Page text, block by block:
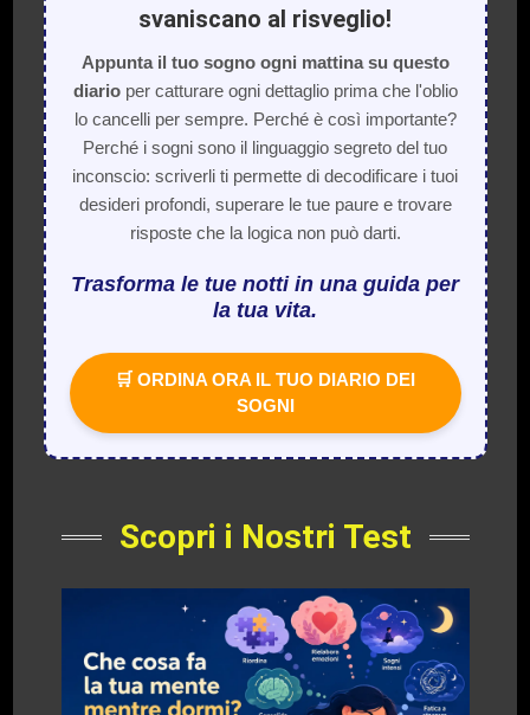
svaniscano al risveglio!
Appunta il tuo sogno ogni mattina su questo
diarioper catturare ogni dettaglio prima che l'oblio
lo cancelli per sempre. Perché è così importante?
Perché i sogni sono il linguaggio segreto del tuo
inconscio: scriverli ti permette di decodificare i tuoi
desideri profondi, superare le tue paure e trovare
risposte che la logica non può darti.
Trasforma le tue notti in una guida per
la tua vita.
🛒 ORDINA ORA IL TUO DIARIO DEI
SOGNI
Scopri i Nostri Test